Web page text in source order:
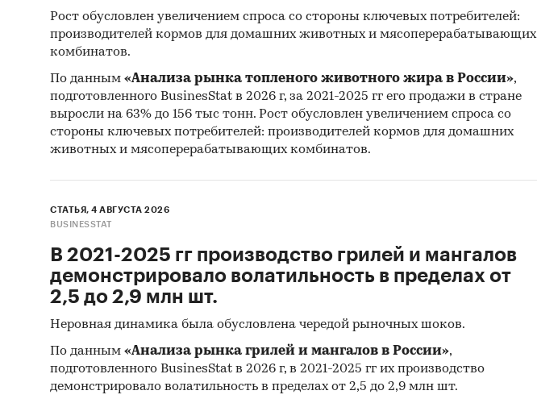
Рост обусловлен увеличением спроса со стороны ключевых потребителей:
производителей кормов для домашних животных и мясоперерабатывающих
комбинатов.
По данным «Анализа рынка топленого животного жира в России»,
подготовленного BusinesStat в 2026 г, за 2021-2025 гг его продажи в стране
выросли на 63% до 156 тыс тонн. Рост обусловлен увеличением спроса со
стороны ключевых потребителей: производителей кормов для домашних
животных и мясоперерабатывающих комбинатов.
СТАТЬЯ, 4 АВГУСТА 2026
BUSINESSTAT
В 2021-2025 гг производство грилей и мангалов
демонстрировало волатильность в пределах от
2,5 до 2,9 млн шт.
Неровная динамика была обусловлена чередой рыночных шоков.
По данным «Анализа рынка грилей и мангалов в России»,
подготовленного BusinesStat в 2026 г, в 2021-2025 гг их производство
демонстрировало волатильность в пределах от 2,5 до 2,9 млн шт.